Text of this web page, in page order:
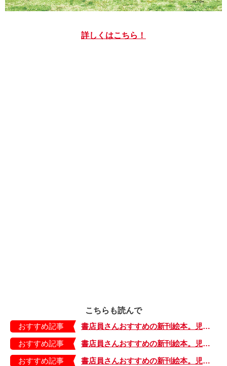
詳しくはこちら！
こちらも読んで
おすすめ記事
書店員さんおすすめの新刊絵本。児童書の目利きが厳選した絵本7冊をご紹介【石川・金沢ビーンズ 明文堂書店】
おすすめ記事
書店員さんおすすめの新刊絵本。児童書の目利きが厳選した絵本7冊をご紹介【埼玉・リブロ ららぽーと富士見店】
おすすめ記事
書店員さんおすすめの新刊絵本。児童書の目利きが厳選した絵本7冊をご紹介【滋賀・HYPER BOOKS かがやきどおり店】